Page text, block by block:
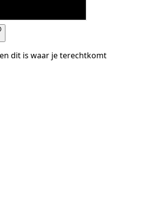
dit is waar je terechtkomt